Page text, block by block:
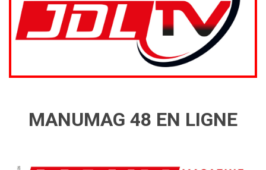
MANUMAG 48 EN LIGNE